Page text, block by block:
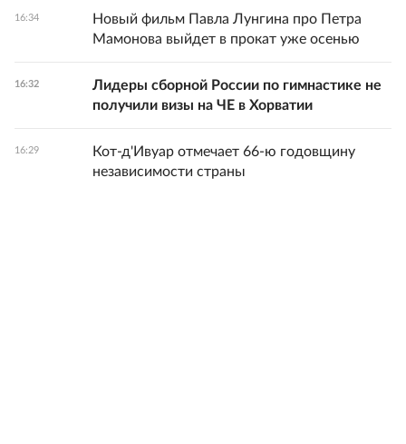
16:34
Новый фильм Павла Лунгина про Петра
Мамонова выйдет в прокат уже осенью
16:32
Лидеры сборной России по гимнастике не
получили визы на ЧЕ в Хорватии
16:29
Кот-д'Ивуар отмечает 66-ю годовщину
независимости страны